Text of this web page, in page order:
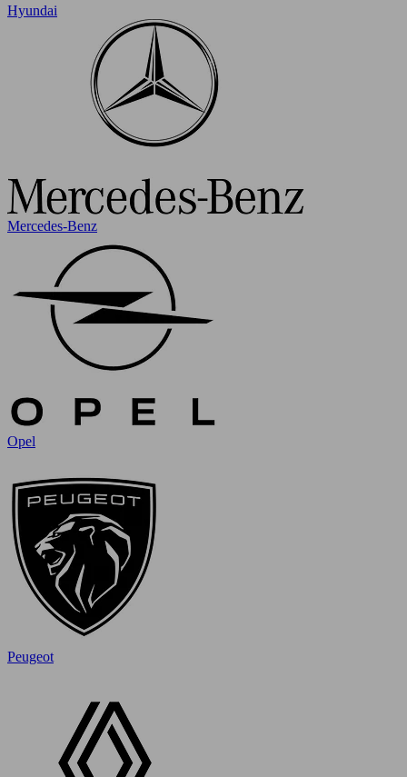
Hyundai
Mercedes-Benz
Opel
Peugeot